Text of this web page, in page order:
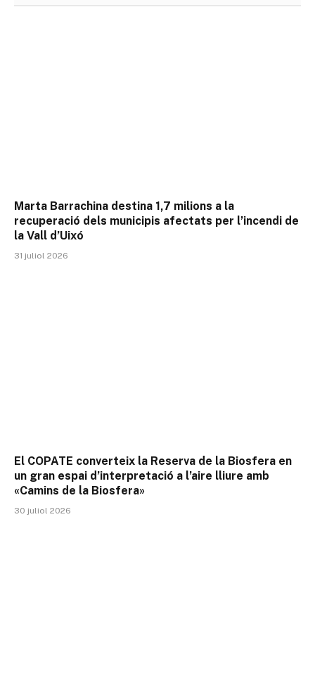
Marta Barrachina destina 1,7 milions a la
recuperació dels municipis afectats per l’incendi de
la Vall d’Uixó
31 juliol 2026
El COPATE converteix la Reserva de la Biosfera en
un gran espai d’interpretació a l’aire lliure amb
«Camins de la Biosfera»
30 juliol 2026